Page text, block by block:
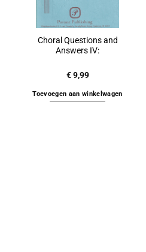
Choral Questions and
Answers IV:
€9,99
Toevoegen aan winkelwagen